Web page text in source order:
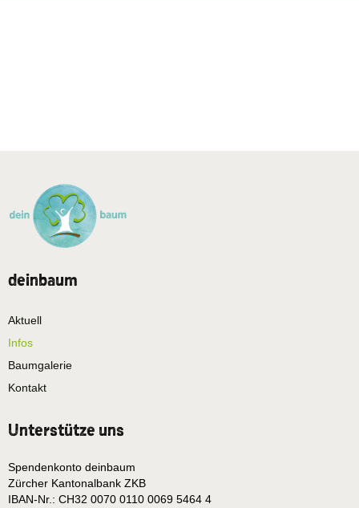
deinbaum
Aktuell
Infos
Baumgalerie
Kontakt
Unterstütze uns
Spendenkonto deinbaum
Zürcher Kantonalbank ZKB
IBAN-Nr.: CH32 0070 0110 0069 5464 4